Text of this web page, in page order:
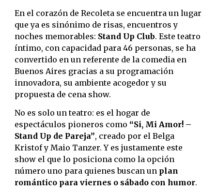
En el corazón de Recoleta se encuentra un lugar
que ya es sinónimo de risas, encuentros y
noches memorables: Stand Up Club. Este teatro
íntimo, con capacidad para 46 personas, se ha
convertido en un referente de la comedia en
Buenos Aires gracias a su programación
innovadora, su ambiente acogedor y su
propuesta de cena show.
No es solo un teatro: es el hogar de
espectáculos pioneros como “Si, Mi Amor! –
Stand Up de Pareja”, creado por el Belga
Kristof y Maio Tanzer. Y es justamente este
show el que lo posiciona como la opción
número uno para quienes buscan un plan
romántico para viernes o sábado con humor.